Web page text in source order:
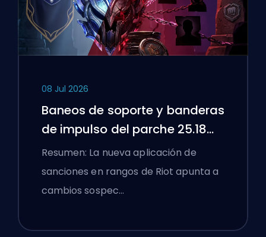
08 Jul 2026
Baneos de soporte y banderas
de impulso del parche 25.18
de League of Legends
Resumen: La nueva aplicación de
sanciones en rangos de Riot apunta a
cambios sospec…